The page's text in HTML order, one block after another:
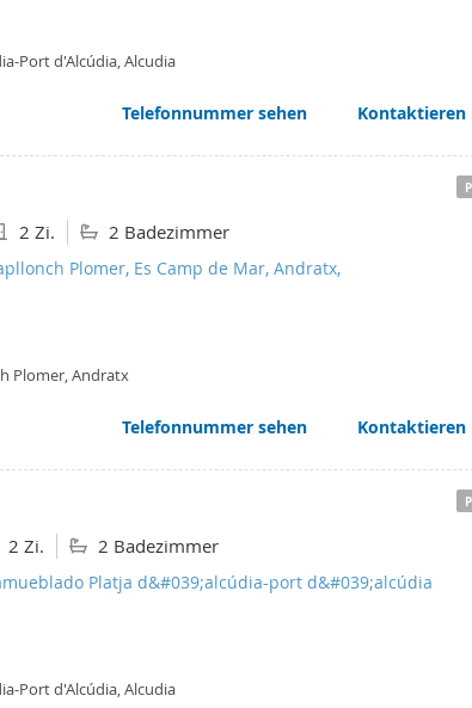
Port d'Alcúdia, Alcudia
Telefonnummer sehen Kontaktieren
2 Zi. 2 Badezimmer
Plomer, Es Camp de Mar, Andratx,
Plomer, Andratx
Telefonnummer sehen Kontaktieren
2 Zi. 2 Badezimmer
Platja d&#039;alcúdia-port d&#039;alcúdia
Port d'Alcúdia, Alcudia